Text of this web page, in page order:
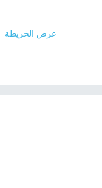
عرض الخريطة